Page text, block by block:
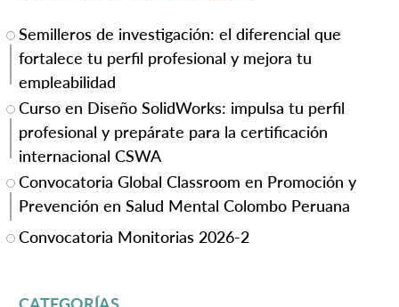
Semilleros de investigación: el diferencial que
fortalece tu perfil profesional y mejora tu
empleabilidad
Curso en Diseño SolidWorks: impulsa tu perfil
profesional y prepárate para la certificación
internacional CSWA
Convocatoria Global Classroom en Promoción y
Prevención en Salud Mental Colombo Peruana
Convocatoria Monitorias 2026-2